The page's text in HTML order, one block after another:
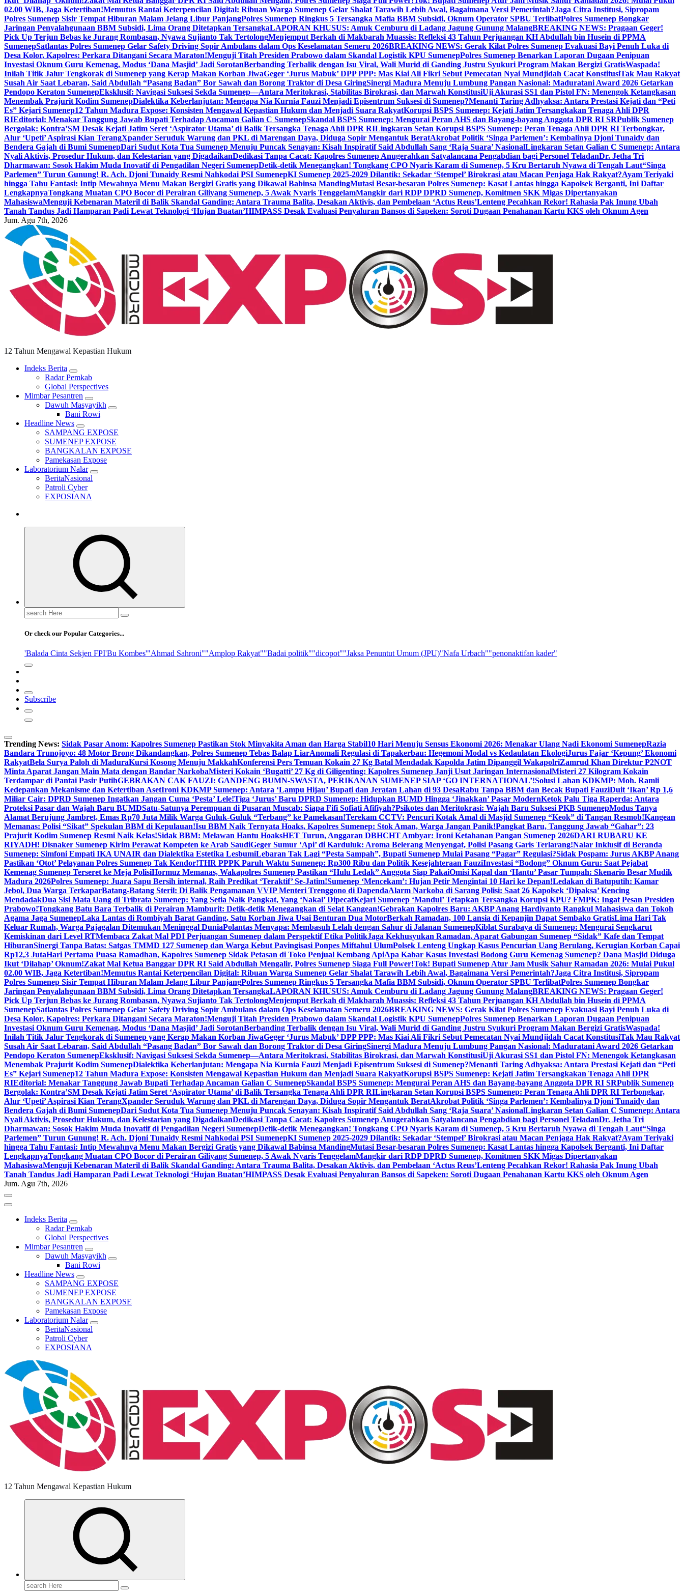
02.00 WIB, Jaga Ketertiban!Memutus Rantai Keterpencilan Digital: Ribuan Warga Sumenep Gelar Shalat Tarawih Lebih Awal, Bagaimana Versi Pemerintah?Jaga Citra Institusi, Sipropam
Polres Sumenep Sisir Tempat Hiburan Malam Jelang Libur PanjangPolres Sumenep Ringkus 5 Tersangka Mafia BBM Subsidi, Oknum Operator SPBU TerlibatPolres Sumenep Bongkar
Jaringan Penyalahgunaan BBM Subsidi, Lima Orang Ditetapkan TersangkaLAPORAN KHUSUS: Amuk Cemburu di Ladang Jagung Gunung MalangBREAKING NEWS: Pragaan Geger!
Pick Up Terjun Bebas ke Jurang Rombasan, Nyawa Sujianto Tak TertolongMenjemput Berkah di Makbarah Muassis: Refleksi 43 Tahun Perjuangan KH Abdullah bin Husein di PPMA
SumenepSatlantas Polres Sumenep Gelar Safety Driving Sopir Ambulans dalam Ops Keselamatan Semeru 2026BREAKING NEWS: Gerak Kilat Polres Sumenep Evakuasi Bayi Penuh Luka di
Desa Kolor, Kapolres: Perkara Ditangani Secara Maraton!Menguji Titah Presiden Prabowo dalam Skandal Logistik KPU SumenepPolres Sumenep Benarkan Laporan Dugaan Penipuan
Investasi Oknum Guru Kemenag, Modus ‘Dana Masjid’ Jadi SorotanBerbanding Terbalik dengan Isu Viral, Wali Murid di Ganding Justru Syukuri Program Makan Bergizi GratisWaspada!
Inilah Titik Jalur Tengkorak di Sumenep yang Kerap Makan Korban JiwaGeger ‘Jurus Mabuk’ DPP PPP: Mas Kiai Ali Fikri Sebut Pemecatan Nyai Mundjidah Cacat KonstitusiTak Mau Rakyat
Susah Air Saat Lebaran, Said Abdullah “Pasang Badan” Bor Sawah dan Borong Traktor di Desa GiringSinergi Madura Menuju Lumbung Pangan Nasional: Maduratani Award 2026 Getarkan
Pendopo Keraton SumenepEksklusif: Navigasi Suksesi Sekda Sumenep—Antara Meritokrasi, Stabilitas Birokrasi, dan Marwah KonstitusiUji Akurasi SS1 dan Pistol FN: Menengok Ketangkasan
Menembak Prajurit Kodim SumenepDialektika Keberlanjutan: Mengapa Nia Kurnia Fauzi Menjadi Episentrum Suksesi di Sumenep?Menanti Taring Adhyaksa: Antara Prestasi Kejati dan “Peti
Es” Kejari Sumenep12 Tahun Madura Expose: Konsisten Mengawal Kepastian Hukum dan Menjadi Suara RakyatKorupsi BSPS Sumenep: Kejati Jatim Tersangkakan Tenaga Ahli DPR
RIEditorial: Menakar Tanggung Jawab Bupati Terhadap Ancaman Galian C SumenepSkandal BSPS Sumenep: Mengurai Peran AHS dan Bayang-bayang Anggota DPR RI SRPublik Sumenep
Bergolak: Kontra’SM Desak Kejati Jatim Seret ‘Aspirator Utama’ di Balik Tersangka Tenaga Ahli DPR RILingkaran Setan Korupsi BSPS Sumenep: Peran Tenaga Ahli DPR RI Terbongkar,
Alur ‘Upeti’ Aspirasi Kian TerangXpander Seruduk Warung dan PKL di Marengan Daya, Diduga Sopir Mengantuk BeratAkrobat Politik ‘Singa Parlemen’: Kembalinya Djoni Tunaidy dan
Bendera Gajah di Bumi SumenepDari Sudut Kota Tua Sumenep Menuju Puncak Senayan: Kisah Inspiratif Said Abdullah Sang ‘Raja Suara’ NasionalLingkaran Setan Galian C Sumenep: Antara
Nyali Aktivis, Prosedur Hukum, dan Kelestarian yang DigadaikanDedikasi Tanpa Cacat: Kapolres Sumenep Anugerahkan Satyalancana Pengabdian bagi Personel TeladanDr. Jetha Tri
Dharmawan: Sosok Hakim Muda Inovatif di Pengadilan Negeri SumenepDetik-detik Menegangkan! Tongkang CPO Nyaris Karam di Sumenep, 5 Kru Bertaruh Nyawa di Tengah Laut“Singa
Parlemen” Turun Gunung! R. Ach. Djoni Tunaidy Resmi Nahkodai PSI SumenepKI Sumenep 2025-2029 Dilantik: Sekadar ‘Stempel’ Birokrasi atau Macan Penjaga Hak Rakyat?Ayam Teriyaki
hingga Tahu Fantasi: Intip Mewahnya Menu Makan Bergizi Gratis yang Dikawal Babinsa MandingMutasi Besar-besaran Polres Sumenep: Kasat Lantas hingga Kapolsek Berganti, Ini Daftar
LengkapnyaTongkang Muatan CPO Bocor di Perairan Giliyang Sumenep, 5 Awak Nyaris TenggelamMangkir dari RDP DPRD Sumenep, Komitmen SKK Migas Dipertanyakan
MahasiswaMenguji Kebenaran Materil di Balik Skandal Ganding: Antara Trauma Balita, Desakan Aktivis, dan Pembelaan ‘Actus Reus’Lenteng Pecahkan Rekor! Rahasia Pak Inung Ubah
Tanah Tandus Jadi Hamparan Padi Lewat Teknologi ‘Hujan Buatan’HIMPASS Desak Evaluasi Penyaluran Bansos di Sapeken: Soroti Dugaan Penahanan Kartu KKS oleh Oknum Agen
Jum. Agu 7th, 2026
12 Tahun Mengawal Kepastian Hukum
Indeks Berita
Radar Pemkab
Global Perspectives
Mimbar Pesantren
Dawuh Masyayikh
Bani Rowi
Headline News
SAMPANG EXPOSE
SUMENEP EXPOSE
BANGKALAN EXPOSE
Pamekasan Expose
Laboratorium Nalar
BeritaNasional
Patroli Cyber
EXPOSIANA
Search
for:
Or check our Popular Categories...
'Balada Cinta Sekjen FPI'Bu Kombes'"Ahmad Sahroni""Amplop Rakyat""Badai politik""dicopot""Jaksa Penuntut Umum (JPU)"Nafa Urbach""penonaktifan kader"
Subscribe
Trending News: Sidak Pasar Anom: Kapolres Sumenep Pastikan Stok Minyakita Aman dan Harga Stabil10 Hari Menuju Sensus Ekonomi 2026: Menakar Ulang Nadi Ekonomi SumenepRazia
Bandara Trunojoyo: 48 Motor Brong Dikandangkan, Polres Sumenep Tebas Balap LiarAnomali Regulasi di Tapakerbau: Hegemoni Modal vs Kedaulatan EkologiJurus Fajar ‘Kepung’ Ekonomi
RakyatBela Surya Paloh di MaduraKursi Kosong Menuju MakkahKonferensi Pers Temuan Kokain 27 Kg Batal Mendadak Kapolda Jatim Dipanggil WakapolriZamrud Khan Direktur P2NOT
Minta Aparat Jangan Main Mata dengan Bandar NarkobaMisteri Kokain ‘Bugatti’ 27 Kg di Giligenting: Kapolres Sumenep Janji Usut Jaringan InternasionalMisteri 27 Kilogram Kokain
Terdampar di Pantai Pasir PutihGEBRAKAN CAK FAUZI: GANDENG BUMN-SWASTA, PERIKANAN SUMENEP SIAP ‘GO INTERNATIONAL’!Solusi Lahan KDKMP: Moh. Ramli
Kedepankan Mekanisme dan Ketertiban AsetIroni KDKMP Sumenep: Antara ‘Lampu Hijau’ Bupati dan Jeratan Lahan di 93 DesaRabu Tanpa BBM dan Becak Bupati FauziDuit ‘Ikan’ Rp 1,6
Miliar Cair: DPRD Sumenep Ingatkan Jangan Cuma ‘Pesta’ Lele!Tiga ‘Jurus’ Baru DPRD Sumenep: Hidupkan BUMD Hingga ‘Jinakkan’ Pasar ModernKetok Palu Tiga Raperda: Antara
Proteksi Pasar dan Wajah Baru BUMDSatu-Satunya Perempuan di Pusaran Muscab: Siapa Fifi Sofiati Afifiyah?Psikotes dan Meritokrasi: Wajah Baru Suksesi PKB SumenepModus Tanya
Alamat Berujung Jambret, Emas Rp70 Juta Milik Warga Guluk-Guluk “Terbang” ke Pamekasan!Terekam CCTV: Pencuri Kotak Amal di Masjid Sumenep “Keok” di Tangan Resmob!Kangean
Memanas: Polisi “Sikat” Spekulan BBM di Kepulauan!Isu BBM Naik Ternyata Hoaks, Kapolres Sumenep: Stok Aman, Warga Jangan Panik!Pangkat Baru, Tanggung Jawab “Gahar”: 23
Prajurit Kodim Sumenep Resmi Naik Kelas!Sidak BBM: Melawan Hantu HoaksHET Turun, Anggaran DBHCHT Ambyar: Ironi Ketahanan Pangan Sumenep 2026DARI RUBARU KE
RIYADH! Disnaker Sumenep Kirim Perawat Kompeten ke Arab SaudiGeger Sumur ‘Api’ di Karduluk: Aroma Belerang Menyengat, Polisi Pasang Garis Terlarang!Nalar Inklusif di Beranda
Sumenep: Simfoni Empati IKA UNAIR dan Dialektika Estetika LesbumiLebaran Tak Lagi “Pesta Sampah”, Bupati Sumenep Mulai Pasang “Pagar” Regulasi?Sidak Pospam: Jurus AKBP Anang
Pastikan ‘Otot’ Pelayanan Polres Sumenep Tak Kendor!THR PPPK Paruh Waktu Sumenep: Rp300 Ribu dan Politik Kesejahteraan FauziInvestasi “Bodong” Oknum Guru: Saat Pejabat
Kemenag Sumenep Terseret ke Meja PolisiHormuz Memanas, Wakapolres Sumenep Pastikan “Hulu Ledak” Anggota Siap PakaiOmisi Kapal dan ‘Hantu’ Pasar Tumpah: Skenario Besar Mudik
Madura 2026Polres Sumenep: Juara Sapu Bersih internal, Raih Predikat ‘Teraktif’ Se-Jatim!Sumenep ‘Mencekam’: Hujan Petir Mengintai 10 Hari ke Depan!Ledakan di Batuputih: Kamar
Jebol, Dua Warga TerkaparBatang-Batang Steril: Di Balik Pengamanan VVIP Menteri Trenggono di DapendaAlarm Narkoba di Sarang Polisi: Saat 26 Kapolsek ‘Dipaksa’ Kencing
MendadakDua Sisi Mata Uang di Tribrata Sumenep: Yang Setia Naik Pangkat, Yang ‘Nakal’ DipecatKejari Sumenep ‘Mandul’ Tetapkan Tersangka Korupsi KPU? FMPK: Ingat Pesan Presiden
Prabowo!Tongkang Batu Bara Terbalik di Perairan Mamburit: Detik-detik Menegangkan di Selat Kangean!Gebrakan Kapolres Baru: AKBP Anang Hardiyanto Rangkul Mahasiswa dan Tokoh
Agama Jaga SumenepLaka Lantas di Rombiyah Barat Ganding, Satu Korban Jiwa Usai Benturan Dua MotorBerkah Ramadan, 100 Lansia di Kepanjin Dapat Sembako GratisLima Hari Tak
Keluar Rumah, Warga Pajagalan Ditemukan Meninggal DuniaPolantas Menyapa: Membasuh Lelah dengan Sahur di Jalanan SumenepKiblat Surabaya di Sumenep: Mengurai Sengkarut
Kemiskinan dari Level RTMembaca Zakat Mal PDI Perjuangan Sumenep dalam Perspektif Etika PolitikJaga Kekhusyukan Ramadan, Aparat Gabungan Sumenep “Sidak” Kafe dan Tempat
HiburanSinergi Tanpa Batas: Satgas TMMD 127 Sumenep dan Warga Kebut Pavingisasi Ponpes Miftahul UlumPolsek Lenteng Ungkap Kasus Pencurian Uang Berulang, Kerugian Korban Capai
Rp12,3 JutaHari Pertama Puasa Ramadhan, Kapolres Sumenep Sidak Petasan di Toko Penjual Kembang ApiApa Kabar Kasus Investasi Bodong Guru Kemenag Sumenep? Dana Masjid Diduga
Ikut ‘Dilahap’ Oknum!Zakat Mal Ketua Banggar DPR RI Said Abdullah Mengalir, Polres Sumenep Siaga Full Power!Tok! Bupati Sumenep Atur Jam Musik Sahur Ramadan 2026: Mulai Pukul
02.00 WIB, Jaga Ketertiban!Memutus Rantai Keterpencilan Digital: Ribuan Warga Sumenep Gelar Shalat Tarawih Lebih Awal, Bagaimana Versi Pemerintah?Jaga Citra Institusi, Sipropam
Polres Sumenep Sisir Tempat Hiburan Malam Jelang Libur PanjangPolres Sumenep Ringkus 5 Tersangka Mafia BBM Subsidi, Oknum Operator SPBU TerlibatPolres Sumenep Bongkar
Jaringan Penyalahgunaan BBM Subsidi, Lima Orang Ditetapkan TersangkaLAPORAN KHUSUS: Amuk Cemburu di Ladang Jagung Gunung MalangBREAKING NEWS: Pragaan Geger!
Pick Up Terjun Bebas ke Jurang Rombasan, Nyawa Sujianto Tak TertolongMenjemput Berkah di Makbarah Muassis: Refleksi 43 Tahun Perjuangan KH Abdullah bin Husein di PPMA
SumenepSatlantas Polres Sumenep Gelar Safety Driving Sopir Ambulans dalam Ops Keselamatan Semeru 2026BREAKING NEWS: Gerak Kilat Polres Sumenep Evakuasi Bayi Penuh Luka di
Desa Kolor, Kapolres: Perkara Ditangani Secara Maraton!Menguji Titah Presiden Prabowo dalam Skandal Logistik KPU SumenepPolres Sumenep Benarkan Laporan Dugaan Penipuan
Investasi Oknum Guru Kemenag, Modus ‘Dana Masjid’ Jadi SorotanBerbanding Terbalik dengan Isu Viral, Wali Murid di Ganding Justru Syukuri Program Makan Bergizi GratisWaspada!
Inilah Titik Jalur Tengkorak di Sumenep yang Kerap Makan Korban JiwaGeger ‘Jurus Mabuk’ DPP PPP: Mas Kiai Ali Fikri Sebut Pemecatan Nyai Mundjidah Cacat KonstitusiTak Mau Rakyat
Susah Air Saat Lebaran, Said Abdullah “Pasang Badan” Bor Sawah dan Borong Traktor di Desa GiringSinergi Madura Menuju Lumbung Pangan Nasional: Maduratani Award 2026 Getarkan
Pendopo Keraton SumenepEksklusif: Navigasi Suksesi Sekda Sumenep—Antara Meritokrasi, Stabilitas Birokrasi, dan Marwah KonstitusiUji Akurasi SS1 dan Pistol FN: Menengok Ketangkasan
Menembak Prajurit Kodim SumenepDialektika Keberlanjutan: Mengapa Nia Kurnia Fauzi Menjadi Episentrum Suksesi di Sumenep?Menanti Taring Adhyaksa: Antara Prestasi Kejati dan “Peti
Es” Kejari Sumenep12 Tahun Madura Expose: Konsisten Mengawal Kepastian Hukum dan Menjadi Suara RakyatKorupsi BSPS Sumenep: Kejati Jatim Tersangkakan Tenaga Ahli DPR
RIEditorial: Menakar Tanggung Jawab Bupati Terhadap Ancaman Galian C SumenepSkandal BSPS Sumenep: Mengurai Peran AHS dan Bayang-bayang Anggota DPR RI SRPublik Sumenep
Bergolak: Kontra’SM Desak Kejati Jatim Seret ‘Aspirator Utama’ di Balik Tersangka Tenaga Ahli DPR RILingkaran Setan Korupsi BSPS Sumenep: Peran Tenaga Ahli DPR RI Terbongkar,
Alur ‘Upeti’ Aspirasi Kian TerangXpander Seruduk Warung dan PKL di Marengan Daya, Diduga Sopir Mengantuk BeratAkrobat Politik ‘Singa Parlemen’: Kembalinya Djoni Tunaidy dan
Bendera Gajah di Bumi SumenepDari Sudut Kota Tua Sumenep Menuju Puncak Senayan: Kisah Inspiratif Said Abdullah Sang ‘Raja Suara’ NasionalLingkaran Setan Galian C Sumenep: Antara
Nyali Aktivis, Prosedur Hukum, dan Kelestarian yang DigadaikanDedikasi Tanpa Cacat: Kapolres Sumenep Anugerahkan Satyalancana Pengabdian bagi Personel TeladanDr. Jetha Tri
Dharmawan: Sosok Hakim Muda Inovatif di Pengadilan Negeri SumenepDetik-detik Menegangkan! Tongkang CPO Nyaris Karam di Sumenep, 5 Kru Bertaruh Nyawa di Tengah Laut“Singa
Parlemen” Turun Gunung! R. Ach. Djoni Tunaidy Resmi Nahkodai PSI SumenepKI Sumenep 2025-2029 Dilantik: Sekadar ‘Stempel’ Birokrasi atau Macan Penjaga Hak Rakyat?Ayam Teriyaki
hingga Tahu Fantasi: Intip Mewahnya Menu Makan Bergizi Gratis yang Dikawal Babinsa MandingMutasi Besar-besaran Polres Sumenep: Kasat Lantas hingga Kapolsek Berganti, Ini Daftar
LengkapnyaTongkang Muatan CPO Bocor di Perairan Giliyang Sumenep, 5 Awak Nyaris TenggelamMangkir dari RDP DPRD Sumenep, Komitmen SKK Migas Dipertanyakan
MahasiswaMenguji Kebenaran Materil di Balik Skandal Ganding: Antara Trauma Balita, Desakan Aktivis, dan Pembelaan ‘Actus Reus’Lenteng Pecahkan Rekor! Rahasia Pak Inung Ubah
Tanah Tandus Jadi Hamparan Padi Lewat Teknologi ‘Hujan Buatan’HIMPASS Desak Evaluasi Penyaluran Bansos di Sapeken: Soroti Dugaan Penahanan Kartu KKS oleh Oknum Agen
Jum. Agu 7th, 2026
Indeks Berita
Radar Pemkab
Global Perspectives
Mimbar Pesantren
Dawuh Masyayikh
Bani Rowi
Headline News
SAMPANG EXPOSE
SUMENEP EXPOSE
BANGKALAN EXPOSE
Pamekasan Expose
Laboratorium Nalar
BeritaNasional
Patroli Cyber
EXPOSIANA
12 Tahun Mengawal Kepastian Hukum
Search
for: